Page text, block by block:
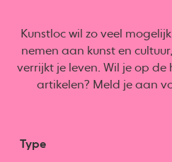
Kunstloc wil zo veel
nemen aan kunst en
verrijkt je leven. Wil je op
artikelen? Meld je aan
Type